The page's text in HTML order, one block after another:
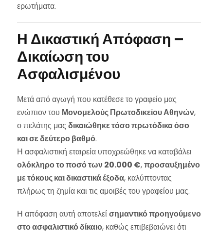
ερωτήματα.
Η Δικαστική Απόφαση –
Δικαίωση του
Ασφαλισμένου
Μετά από αγωγή που κατέθεσε το γραφείο μας
ενώπιον του Μονομελούς Πρωτοδικείου Αθηνών,
ο πελάτης μας δικαιώθηκε τόσο πρωτόδικα όσο
και σε δεύτερο βαθμό.
Η ασφαλιστική εταιρεία υποχρεώθηκε να καταβάλει
ολόκληρο το ποσό των 20.000 €,προσαυξημένο
με τόκους και δικαστικά έξοδα, καλύπτοντας
πλήρως τη ζημία και τις αμοιβές του γραφείου μας.
Η απόφαση αυτή αποτελείσημαντικό προηγούμενο
στο ασφαλιστικό δίκαιο, καθώς επιβεβαιώνει ότι